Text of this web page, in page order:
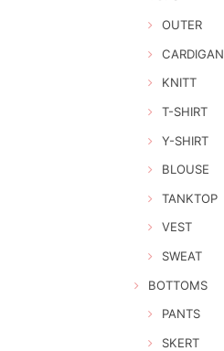
OUTER
CARDIGAN
KNITT
T-SHIRT
Y-SHIRT
BLOUSE
TANKTOP
VEST
SWEAT
BOTTOMS
PANTS
SKERT